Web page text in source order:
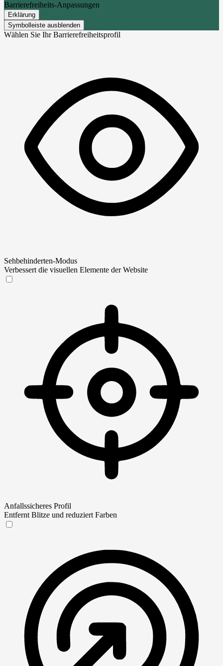
Barrierefreiheits-Anpassungen
Erklärung
Symbolleiste ausblenden
Wählen Sie Ihr Barrierefreiheitsprofil
Sehbehinderten-Modus
Verbessert die visuellen Elemente der Website
Anfallssicheres Profil
Entfernt Blitze und reduziert Farben